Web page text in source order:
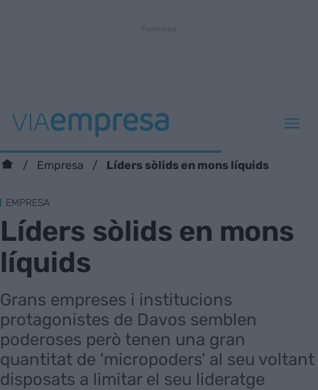
Empresa Líders sòlids en mons líquids
EMPRESA
Líders sòlids en mons
líquids
Grans empreses i institucions
protagonistes de Davos semblen
poderoses però tenen una gran
quantitat de 'micropoders' al seu voltant
disposats a limitar el seu lideratge